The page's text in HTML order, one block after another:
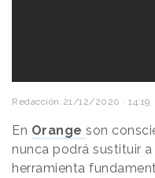
Redacción 21/12/2020 · 14:19
En Orange son
nunca podrá sustituir
herramienta